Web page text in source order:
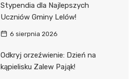
Stypendia dla Najlepszych
Uczniów Gminy Lelów!
6 sierpnia 2026
Odkryj orzeźwienie: Dzień na
kąpielisku Zalew Pająk!